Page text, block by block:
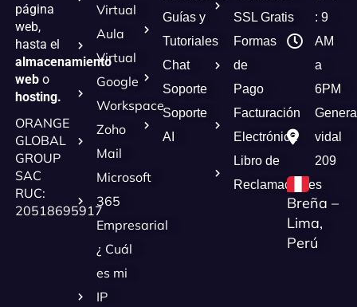
página
web,
hasta el
almacenamiento
webo
hosting.
ORANGE
GLOBAL
GROUP
SAC
RUC:
20518695917
Virtual
Aula
Virtual
Google
Workspace
Zoho
Mail
Microsoft
365
Empresarial
¿ Cuál
es mi
IP
Guías y
Tutoriales
Chat
Soporte
Soporte
AI
SSL Gratis
Formas
de
Pago
Facturación
Electrónica
Libro de
Reclamaciones
: 9
AM
a
6PM
vidal
209
Breña –
Lima,
Perú